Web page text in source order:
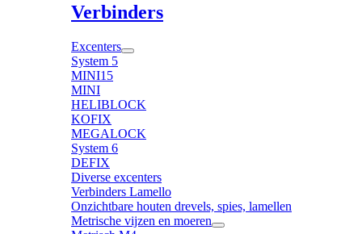
Verbinders
Excenters
System 5
MINI15
MINI
HELIBLOCK
KOFIX
MEGALOCK
System 6
DEFIX
Diverse excenters
Verbinders Lamello
Onzichtbare houten drevels, spies, lamellen
Metrische vijzen en moeren